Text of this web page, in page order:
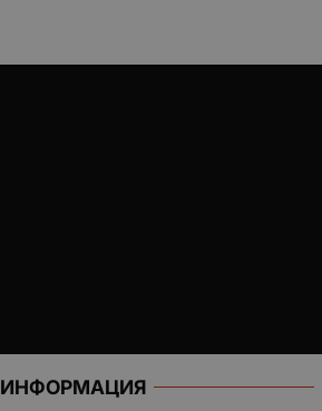
ИНФОРМАЦИЯ